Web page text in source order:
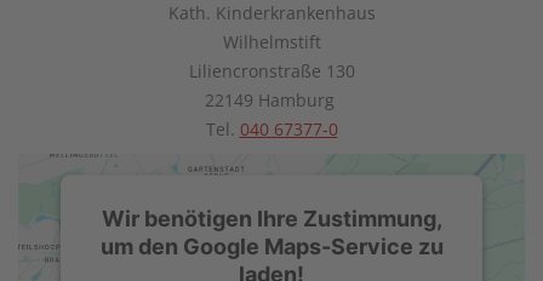
Kath. Kinderkrankenhaus
Wilhelmstift
Liliencronstraße 130
22149 Hamburg
Tel. 040 67377-0
Wir benötigen Ihre Zustimmung,
um den Google Maps-Service zu
laden!